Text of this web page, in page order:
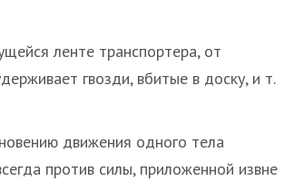
ленте транспортера, от
гвозди, вбитые в доску, и т.
движения одного тела
против силы, приложенной извне